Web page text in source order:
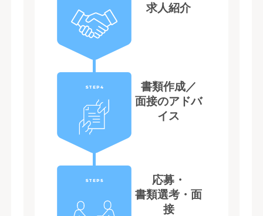
求人紹介
STEP4
書類作成／
面接のアドバ
イス
STEP5
応募・
書類選考・面
接